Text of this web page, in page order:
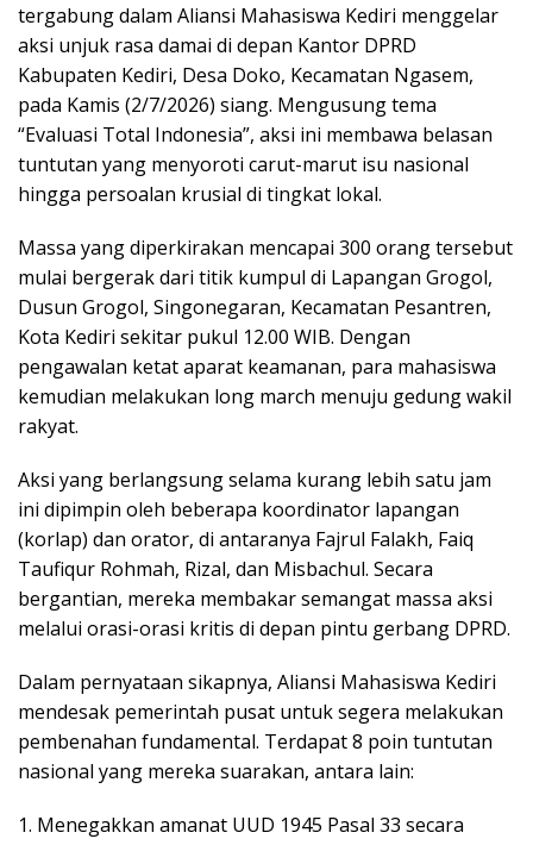
tergabung dalam Aliansi Mahasiswa Kediri menggelar
aksi unjuk rasa damai di depan Kantor DPRD
Kabupaten Kediri, Desa Doko, Kecamatan Ngasem,
pada Kamis (2/7/2026) siang. Mengusung tema
“Evaluasi Total Indonesia”, aksi ini membawa belasan
tuntutan yang menyoroti carut-marut isu nasional
hingga persoalan krusial di tingkat lokal.
Massa yang diperkirakan mencapai 300 orang tersebut
mulai bergerak dari titik kumpul di Lapangan Grogol,
Dusun Grogol, Singonegaran, Kecamatan Pesantren,
Kota Kediri sekitar pukul 12.00 WIB. Dengan
pengawalan ketat aparat keamanan, para mahasiswa
kemudian melakukan long march menuju gedung wakil
rakyat.
Aksi yang berlangsung selama kurang lebih satu jam
ini dipimpin oleh beberapa koordinator lapangan
(korlap) dan orator, di antaranya Fajrul Falakh, Faiq
Taufiqur Rohmah, Rizal, dan Misbachul. Secara
bergantian, mereka membakar semangat massa aksi
melalui orasi-orasi kritis di depan pintu gerbang DPRD.
Dalam pernyataan sikapnya, Aliansi Mahasiswa Kediri
mendesak pemerintah pusat untuk segera melakukan
pembenahan fundamental. Terdapat 8 poin tuntutan
nasional yang mereka suarakan, antara lain:
1. Menegakkan amanat UUD 1945 Pasal 33 secara